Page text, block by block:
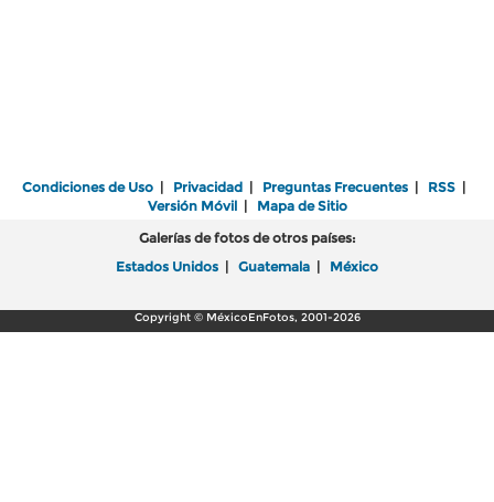
Condiciones de Uso | Privacidad | Preguntas Frecuentes | RSS |
Versión Móvil| Mapa de Sitio
Galerías de fotos de otros países:
Estados Unidos | Guatemala | México
Copyright © MéxicoEnFotos, 2001-2026